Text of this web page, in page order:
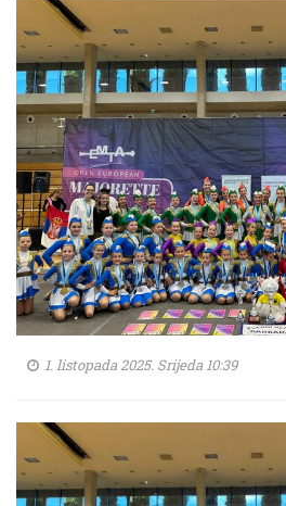
1. listopada 2025. Srijeda 10:39